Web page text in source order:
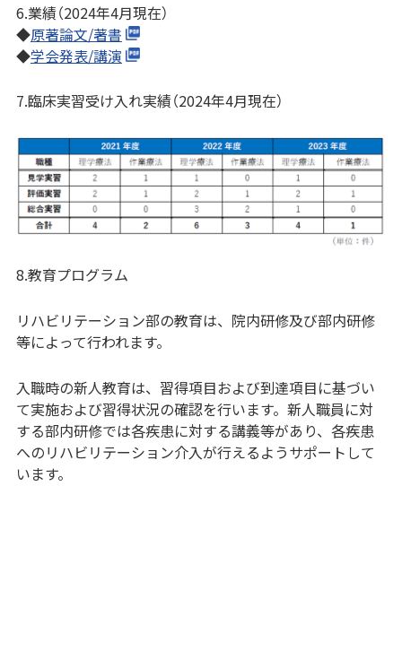
6.業績（2024年4月現在）
◆原著論文/著書
◆学会発表/講演
7.臨床実習受け入れ実績（2024年4月現在）
8.教育プログラム
リハビリテーション部の教育は、院内研修及び部内研修
等によって行われます。
入職時の新人教育は、習得項目および到達項目に基づい
て実施および習得状況の確認を行います。新人職員に対
する部内研修では各疾患に対する講義等があり、各疾患
へのリハビリテーション介入が行えるようサポートして
います。